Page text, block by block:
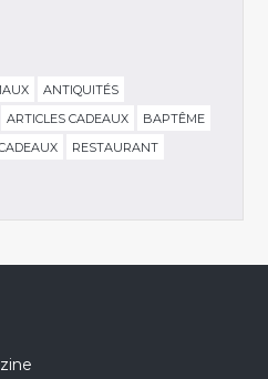
ANTIQUITÉS
ARTICLES CADEAUX
BAPTÊME
RESTAURANT